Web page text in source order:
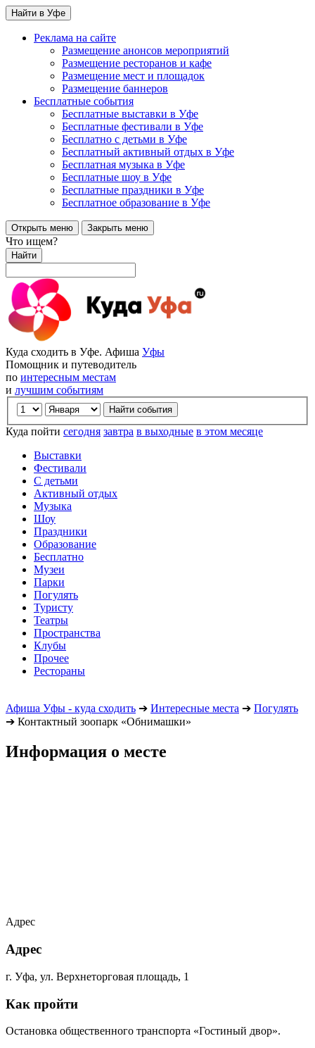
Найти в Уфе
Реклама на сайте
Размещение анонсов мероприятий
Размещение ресторанов и кафе
Размещение мест и площадок
Размещение баннеров
Бесплатные события
Бесплатные выставки в Уфе
Бесплатные фестивали в Уфе
Бесплатно с детьми в Уфе
Бесплатный активный отдых в Уфе
Бесплатная музыка в Уфе
Бесплатные шоу в Уфе
Бесплатные праздники в Уфе
Бесплатное образование в Уфе
Открыть меню Закрыть меню
Что ищем?
Найти
Куда сходить в Уфе. Афиша Уфы
Помощник и путеводитель
по интересным местам
и лучшим событиям
Куда пойти сегодня завтра в выходные в этом месяце
Выставки
Фестивали
С детьми
Активный отдых
Музыка
Шоу
Праздники
Образование
Бесплатно
Музеи
Парки
Погулять
Туристу
Театры
Пространства
Клубы
Прочее
Рестораны
Афиша Уфы - куда сходить ➔ Интересные места ➔ Погулять
➔ Контактный зоопарк «Обнимашки»
Информация о месте
Адрес
Адрес
г. Уфа, ул. Верхнеторговая площадь, 1
Как пройти
Остановка общественного транспорта «Гостиный двор».